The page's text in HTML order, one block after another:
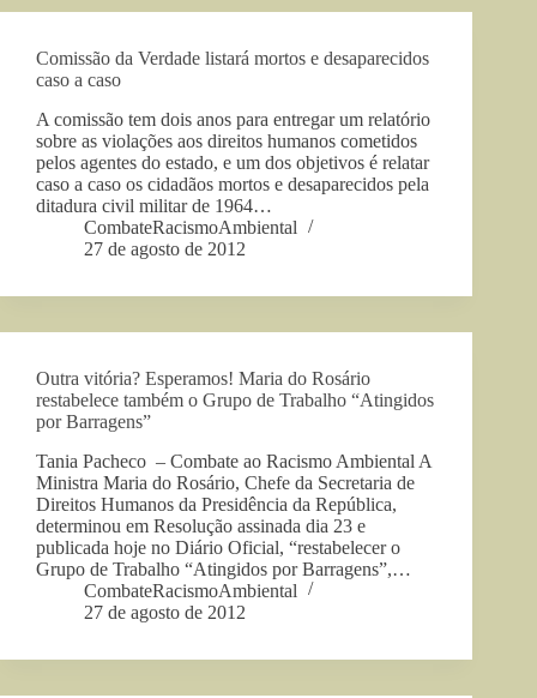
Comissão da Verdade listará mortos e desaparecidos
caso a caso
A comissão tem dois anos para entregar um relatório
sobre as violações aos direitos humanos cometidos
pelos agentes do estado, e um dos objetivos é relatar
caso a caso os cidadãos mortos e desaparecidos pela
ditadura civil militar de 1964…
CombateRacismoAmbiental
27 de agosto de 2012
Outra vitória? Esperamos! Maria do Rosário
restabelece também o Grupo de Trabalho “Atingidos
por Barragens”
Tania Pacheco – Combate ao Racismo Ambiental A
Ministra Maria do Rosário, Chefe da Secretaria de
Direitos Humanos da Presidência da República,
determinou em Resolução assinada dia 23 e
publicada hoje no Diário Oficial, “restabelecer o
Grupo de Trabalho “Atingidos por Barragens”,…
CombateRacismoAmbiental
27 de agosto de 2012